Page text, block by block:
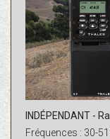
INDÉPENDANT -
Fréquences : 30-